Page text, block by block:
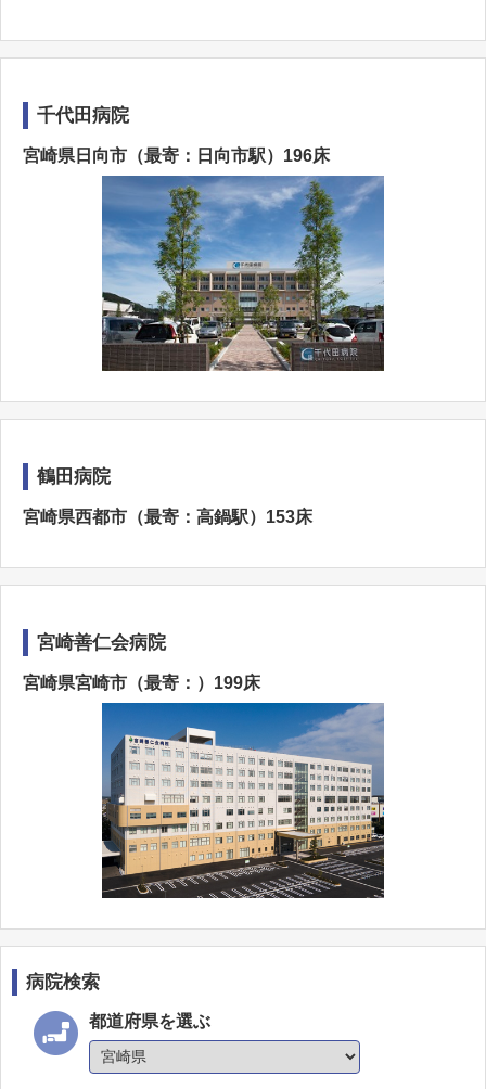
千代田病院
宮崎県日向市（最寄：日向市駅）196床
鶴田病院
宮崎県西都市（最寄：高鍋駅）153床
宮崎善仁会病院
宮崎県宮崎市（最寄：）199床
病院検索
都道府県を選ぶ